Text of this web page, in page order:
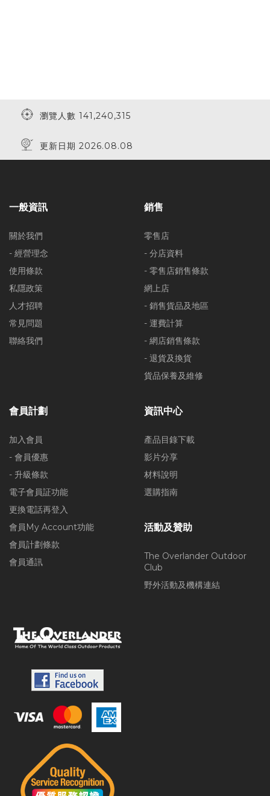
瀏覽人數 141,240,315
更新日期 2026.08.08
一般資訊
關於我們
- 經營理念
使用條款
私隱政策
人才招聘
常見問題
聯絡我們
銷售
零售店
- 分店資料
- 零售店銷售條款
網上店
- 銷售貨品及地區
- 運費計算
- 網店銷售條款
- 退貨及換貨
貨品保養及維修
會員計劃
加入會員
- 會員優惠
- 升級條款
電子會員証功能
更換電話再登入
會員My Account功能
會員計劃條款
會員通訊
資訊中心
產品目錄下載
影片分享
材料說明
選購指南
活動及贊助
The Overlander Outdoor
Club
野外活動及機構連結